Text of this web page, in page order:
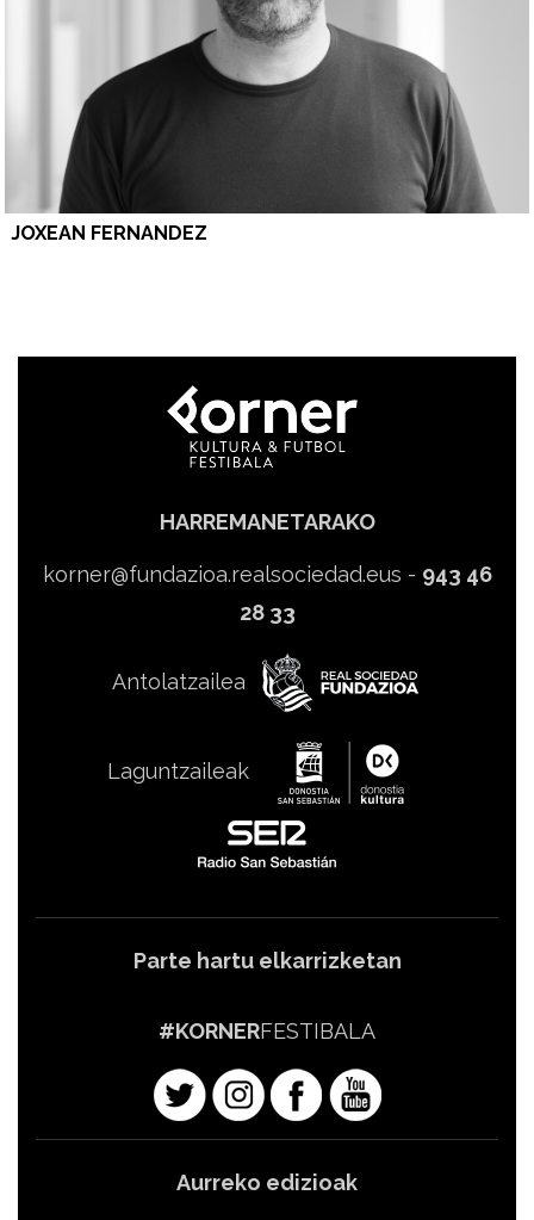
JOXEAN FERNANDEZ
HARREMANETARAKO
korner@fundazioa.realsociedad.eus - 943 46
28 33
Antolatzailea
Laguntzaileak
Parte hartu elkarrizketan
#KORNERFESTIBALA
Aurreko edizioak